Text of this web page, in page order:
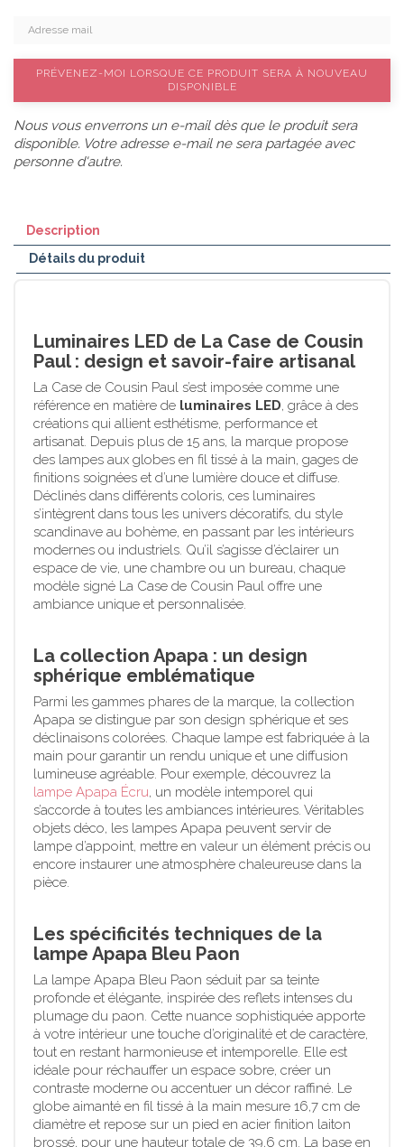
PRÉVENEZ-MOI LORSQUE CE PRODUIT SERA À NOUVEAU
DISPONIBLE
Nous vous enverrons un e-mail dès que le produit sera
disponible. Votre adresse e-mail ne sera partagée avec
personne d'autre.
Description
Détails du produit
Luminaires LED de La Case de Cousin
Paul : design et savoir-faire artisanal
La Case de Cousin Paul s’est imposée comme une
référence en matière de luminaires LED, grâce à des
créations qui allient esthétisme, performance et
artisanat. Depuis plus de 15 ans, la marque propose
des lampes aux globes en fil tissé à la main, gages de
finitions soignées et d’une lumière douce et diffuse.
Déclinés dans différents coloris, ces luminaires
s’intègrent dans tous les univers décoratifs, du style
scandinave au bohème, en passant par les intérieurs
modernes ou industriels. Qu’il s’agisse d’éclairer un
espace de vie, une chambre ou un bureau, chaque
modèle signé La Case de Cousin Paul offre une
ambiance unique et personnalisée.
La collection Apapa : un design
sphérique emblématique
Parmi les gammes phares de la marque, la collection
Apapa se distingue par son design sphérique et ses
déclinaisons colorées. Chaque lampe est fabriquée à la
main pour garantir un rendu unique et une diffusion
lumineuse agréable. Pour exemple, découvrez la
lampe Apapa Écru, un modèle intemporel qui
s’accorde à toutes les ambiances intérieures. Véritables
objets déco, les lampes Apapa peuvent servir de
lampe d’appoint, mettre en valeur un élément précis ou
encore instaurer une atmosphère chaleureuse dans la
pièce.
Les spécificités techniques de la
lampe Apapa Bleu Paon
La lampe Apapa Bleu Paon séduit par sa teinte
profonde et élégante, inspirée des reflets intenses du
plumage du paon. Cette nuance sophistiquée apporte
à votre intérieur une touche d’originalité et de caractère,
tout en restant harmonieuse et intemporelle. Elle est
idéale pour réchauffer un espace sobre, créer un
contraste moderne ou accentuer un décor raffiné. Le
globe aimanté en fil tissé à la main mesure 16,7 cm de
diamètre et repose sur un pied en acier finition laiton
brossé, pour une hauteur totale de 39,6 cm. La base en